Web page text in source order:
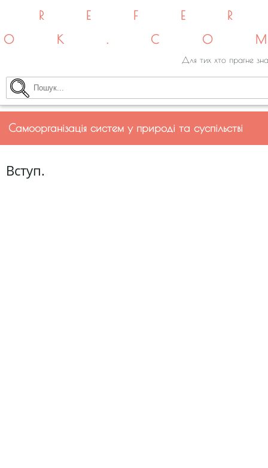
Для тих хто прагне
Самоорганізація систем у природі та суспільстві
Вступ.